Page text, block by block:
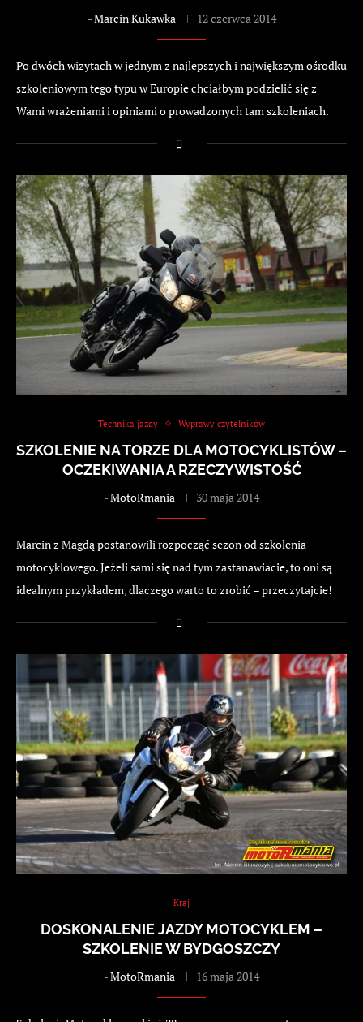
-Marcin Kukawka 12 czerwca 2014
Po dwóch wizytach w jednym z najlepszych i największym ośrodku
szkoleniowym tego typu w Europie chciałbym podzielić się z
Wami wrażeniami i opiniami o prowadzonych tam szkoleniach.
Technika jazdy Wyprawy czytelników
SZKOLENIE NA TORZE DLA MOTOCYKLISTÓW –
OCZEKIWANIA A RZECZYWISTOŚĆ
-MotoRmania 30 maja 2014
Marcin z Magdą postanowili rozpocząć sezon od szkolenia
motocyklowego. Jeżeli sami się nad tym zastanawiacie, to oni są
idealnym przykładem, dlaczego warto to zrobić – przeczytajcie!
Kraj
DOSKONALENIE JAZDY MOTOCYKLEM –
SZKOLENIE W BYDGOSZCZY
-MotoRmania 16 maja 2014